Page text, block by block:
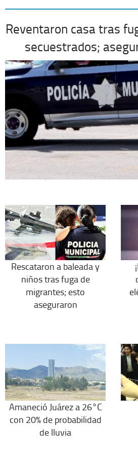
Reventaron casa tras
secuestrados;
Rescataron a baleada y
niños tras fuga de
migrantes; esto
aseguraron
Amaneció Juárez a 26°C
con 20% de probabilidad
de lluvia